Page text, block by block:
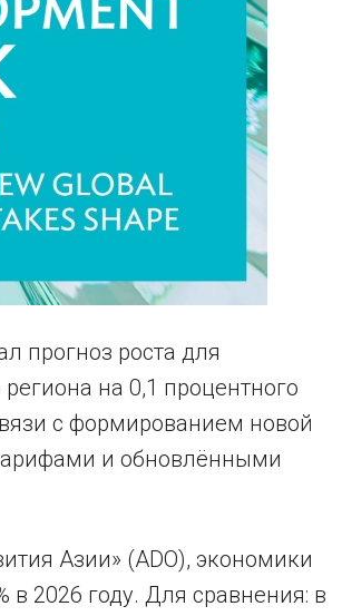
прогноз роста для
на 0,1 процентного
с формированием новой
и обновлёнными
Азии» (ADO), экономики
в 2026 году. Для сравнения: в